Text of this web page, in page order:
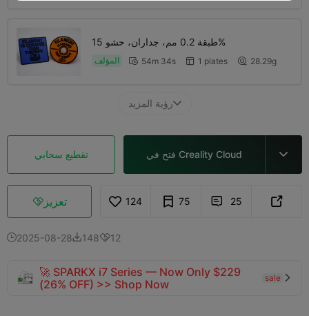
طبقة 0.2 مم، جداران، حشو 15%
المؤلف  54m 34s  1 plates  28.29g
رؤية المزيد
تقطيع سحابي فتح في Creality Cloud 
تعزيز 124 75  25 
2025-08-2814812
🚀 SPARKX i7 Series — Now Only $229
(26% OFF) >> Shop Now
sale 